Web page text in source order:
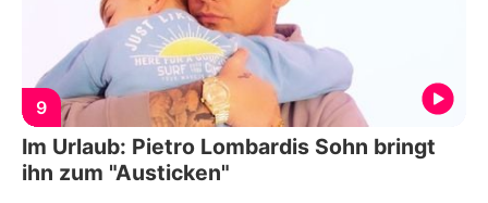
9
Im Urlaub: Pietro Lombardis Sohn bringt
ihn zum "Austicken"